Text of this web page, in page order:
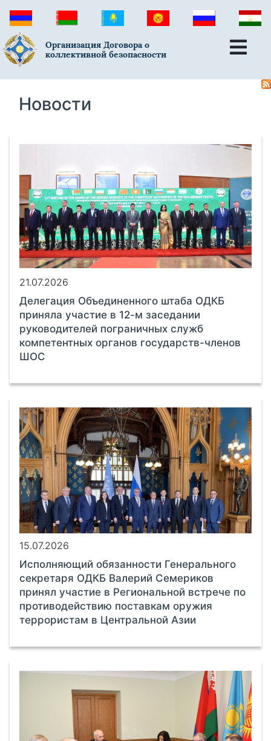
Организация Договора о
коллективной безопасности
Новости
21.07.2026
Делегация Объединенного штаба ОДКБ
приняла участие в 12-м заседании
руководителей пограничных служб
компетентных органов государств-членов
ШОС
15.07.2026
Исполняющий обязанности Генерального
секретаря ОДКБ Валерий Семериков
принял участие в Региональной встрече по
противодействию поставкам оружия
террористам в Центральной Азии